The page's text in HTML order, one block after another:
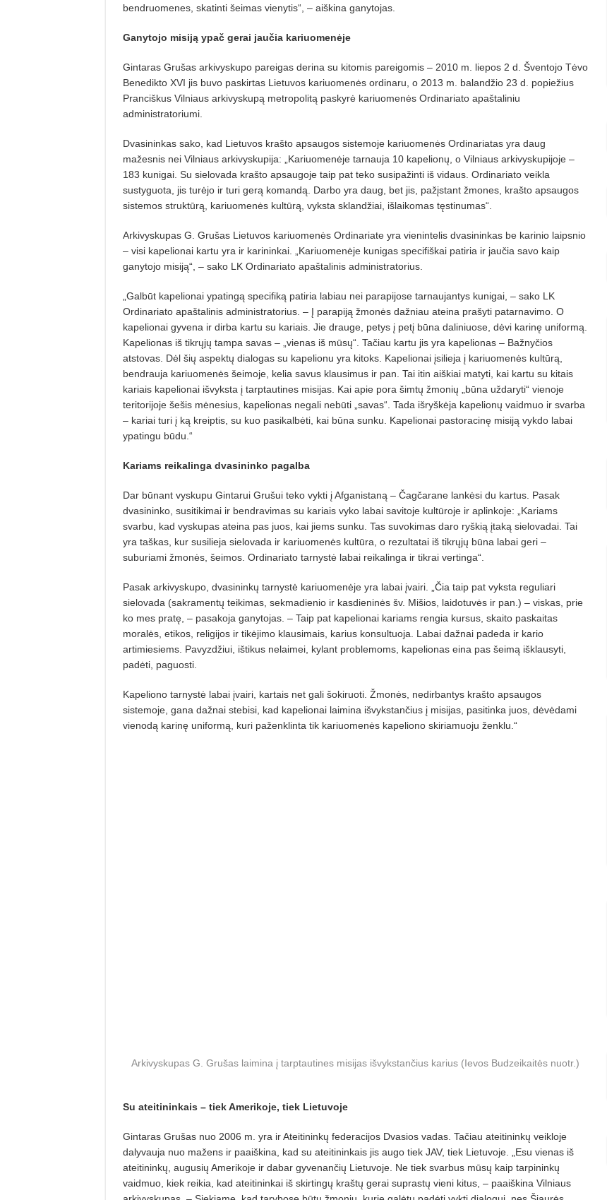
bendruomenes, skatinti šeimas vienytis“, – aiškina ganytojas.
Ganytojo misiją ypač gerai jaučia kariuomenėje
Gintaras Grušas arkivyskupo pareigas derina su kitomis pareigomis – 2010 m. liepos 2 d. Šventojo Tėvo
Benedikto XVI jis buvo paskirtas Lietuvos kariuomenės ordinaru, o 2013 m. balandžio 23 d. popiežius
Pranciškus Vilniaus arkivyskupą metropolitą paskyrė kariuomenės Ordinariato apaštaliniu
administratoriumi.
Dvasininkas sako, kad Lietuvos krašto apsaugos sistemoje kariuomenės Ordinariatas yra daug
mažesnis nei Vilniaus arkivyskupija: „Kariuomenėje tarnauja 10 kapelionų, o Vilniaus arkivyskupijoje –
183 kunigai. Su sielovada krašto apsaugoje taip pat teko susipažinti iš vidaus. Ordinariato veikla
sustyguota, jis turėjo ir turi gerą komandą. Darbo yra daug, bet jis, pažįstant žmones, krašto apsaugos
sistemos struktūrą, kariuomenės kultūrą, vyksta sklandžiai, išlaikomas tęstinumas“.
Arkivyskupas G. Grušas Lietuvos kariuomenės Ordinariate yra vienintelis dvasininkas be karinio laipsnio
– visi kapelionai kartu yra ir karininkai. „Kariuomenėje kunigas specifiškai patiria ir jaučia savo kaip
ganytojo misiją“, – sako LK Ordinariato apaštalinis administratorius.
„Galbūt kapelionai ypatingą specifiką patiria labiau nei parapijose tarnaujantys kunigai, – sako LK
Ordinariato apaštalinis administratorius. – Į parapiją žmonės dažniau ateina prašyti patarnavimo. O
kapelionai gyvena ir dirba kartu su kariais. Jie drauge, petys į petį būna daliniuose, dėvi karinę uniformą.
Kapelionas iš tikrųjų tampa savas – „vienas iš mūsų“. Tačiau kartu jis yra kapelionas – Bažnyčios
atstovas. Dėl šių aspektų dialogas su kapelionu yra kitoks. Kapelionai įsilieja į kariuomenės kultūrą,
bendrauja kariuomenės šeimoje, kelia savus klausimus ir pan. Tai itin aiškiai matyti, kai kartu su kitais
kariais kapelionai išvyksta į tarptautines misijas. Kai apie pora šimtų žmonių „būna uždaryti“ vienoje
teritorijoje šešis mėnesius, kapelionas negali nebūti „savas“. Tada išryškėja kapelionų vaidmuo ir svarba
– kariai turi į ką kreiptis, su kuo pasikalbėti, kai būna sunku. Kapelionai pastoracinę misiją vykdo labai
ypatingu būdu.“
Kariams reikalinga dvasininko pagalba
Dar būnant vyskupu Gintarui Grušui teko vykti į Afganistaną – Čagčarane lankėsi du kartus. Pasak
dvasininko, susitikimai ir bendravimas su kariais vyko labai savitoje kultūroje ir aplinkoje: „Kariams
svarbu, kad vyskupas ateina pas juos, kai jiems sunku. Tas suvokimas daro ryškią įtaką sielovadai. Tai
yra taškas, kur susilieja sielovada ir kariuomenės kultūra, o rezultatai iš tikrųjų būna labai geri –
suburiami žmonės, šeimos. Ordinariato tarnystė labai reikalinga ir tikrai vertinga“.
Pasak arkivyskupo, dvasininkų tarnystė kariuomenėje yra labai įvairi. „Čia taip pat vyksta reguliari
sielovada (sakramentų teikimas, sekmadienio ir kasdieninės šv. Mišios, laidotuvės ir pan.) – viskas, prie
ko mes pratę, – pasakoja ganytojas. – Taip pat kapelionai kariams rengia kursus, skaito paskaitas
moralės, etikos, religijos ir tikėjimo klausimais, karius konsultuoja. Labai dažnai padeda ir kario
artimiesiems. Pavyzdžiui, ištikus nelaimei, kylant problemoms, kapelionas eina pas šeimą išklausyti,
padėti, paguosti.
Kapeliono tarnystė labai įvairi, kartais net gali šokiruoti. Žmonės, nedirbantys krašto apsaugos
sistemoje, gana dažnai stebisi, kad kapelionai laimina išvykstančius į misijas, pasitinka juos, dėvėdami
vienodą karinę uniformą, kuri paženklinta tik kariuomenės kapeliono skiriamuoju ženklu.“
Arkivyskupas G. Grušas laimina į tarptautines misijas išvykstančius karius (Ievos Budzeikaitės nuotr.)
Su ateitininkais – tiek Amerikoje, tiek Lietuvoje
Gintaras Grušas nuo 2006 m. yra ir Ateitininkų federacijos Dvasios vadas. Tačiau ateitininkų veikloje
dalyvauja nuo mažens ir paaiškina, kad su ateitininkais jis augo tiek JAV, tiek Lietuvoje. „Esu vienas iš
ateitininkų, augusių Amerikoje ir dabar gyvenančių Lietuvoje. Ne tiek svarbus mūsų kaip tarpininkų
vaidmuo, kiek reikia, kad ateitininkai iš skirtingų kraštų gerai suprastų vieni kitus, – paaiškina Vilniaus